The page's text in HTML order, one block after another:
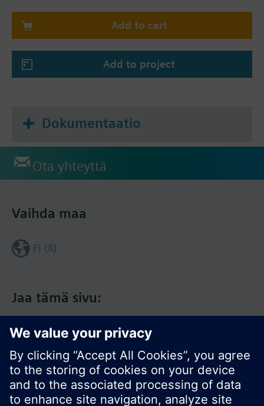
Add to cart
Add to project
Dokumentaatio
Ota yhteyttä
Jaa tämä sivu:
Vaihda maa
FI (fi)